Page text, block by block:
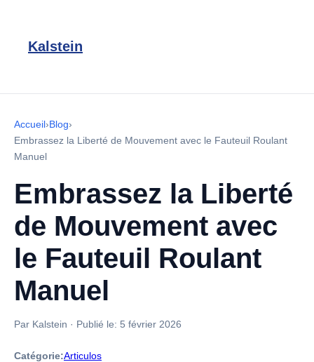
Kalstein
Accueil›Blog›
Embrassez la Liberté de Mouvement avec le Fauteuil Roulant
Manuel
Embrassez la Liberté
de Mouvement avec
le Fauteuil Roulant
Manuel
Par Kalstein · Publié le: 5 février 2026
Catégorie:Articulos